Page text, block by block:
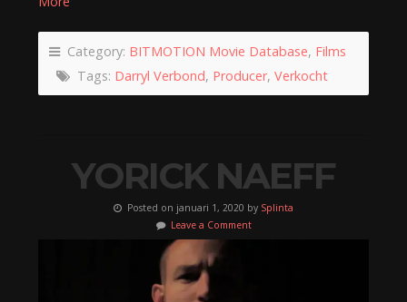
Category: BITMOTION Movie Database, Films
Tags: Darryl Verbond, Producer, Verkocht
YORICK NAEFF
Posted on januari 1, 2020 by Splinta
Leave a Comment